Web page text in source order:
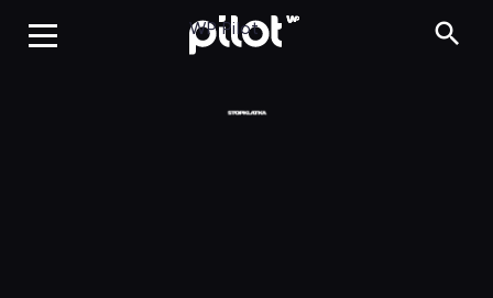
Wampir w Brooklynie
WP Pilot